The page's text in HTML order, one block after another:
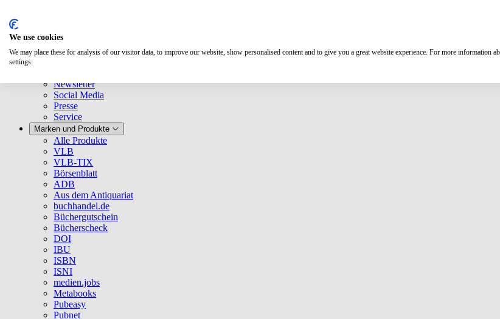
Newsletter
Social Media
Presse
Service
Marken und Produkte
Alle Produkte
VLB
VLB-TIX
Börsenblatt
ADB
Aus dem Antiquariat
buchhandel.de
Büchergutschein
Bücherscheck
DOI
IBU
ISBN
ISNI
medien.jobs
Metabooks
Pubeasy
Pubnet
We use cookies
We may place these for analysis of our visitor data, to improve our website, show personalised content and to give you a great website experience. For more information
settings.